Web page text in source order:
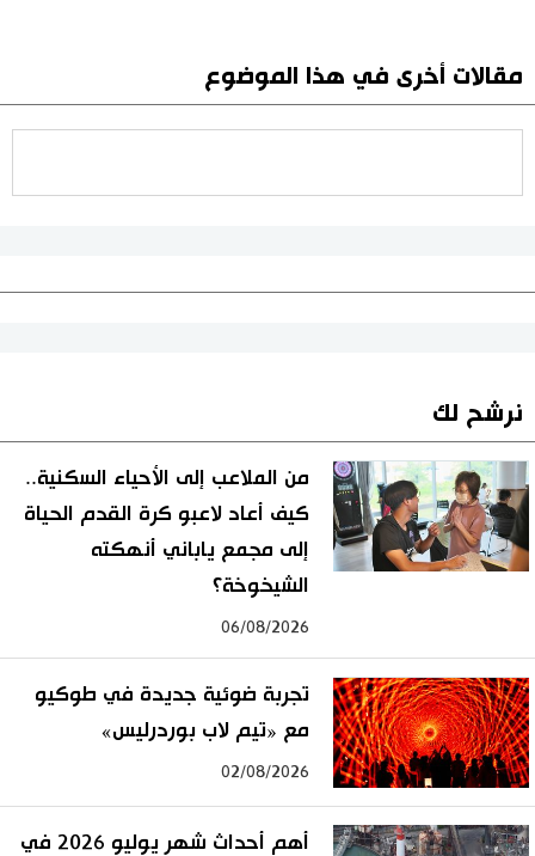
مقالات أخرى في هذا الموضوع
نرشح لك
من الملاعب إلى الأحياء السكنية..
كيف أعاد لاعبو كرة القدم الحياة
إلى مجمع ياباني أنهكته
الشيخوخة؟
06/08/2026
تجربة ضوئية جديدة في طوكيو
مع «تيم لاب بوردرليس»
02/08/2026
أهم أحداث شهر يوليو 2026 في